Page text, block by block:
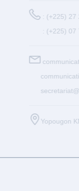
: (+225) 27
: (+225) 07
Yopougon KM